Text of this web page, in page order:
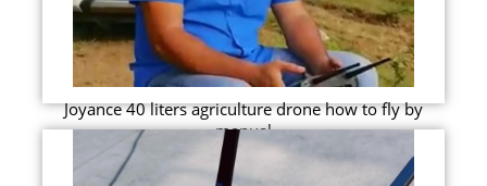
Joyance 40 liters agriculture drone how to fly by
manual